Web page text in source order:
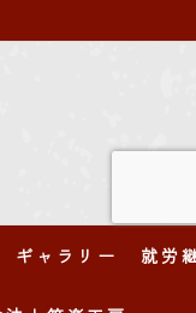
ギャラリー 就労